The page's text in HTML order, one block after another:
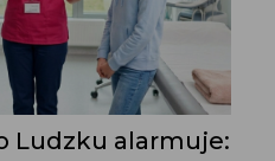
Ludzku alarmuje: